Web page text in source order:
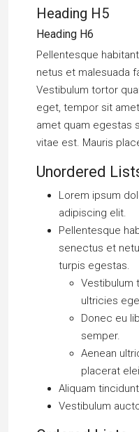
Heading H5
Heading H6
Pellentesque
netus et malesuada
Vestibulum tortor
eget, tempor sit
amet quam egestas
vitae est. Mauris
Unordered
Lorem ipsum
adipiscing elit.
Pellentesque
senectus et
turpis egestas.
Vestibulum
ultricies
Donec eu
semper.
Aenean
placerat
Aliquam
Vestibulum